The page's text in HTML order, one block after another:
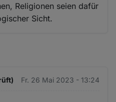
Religionen seien dafür
Sicht.
Fr. 26 Mai 2023 - 13:24